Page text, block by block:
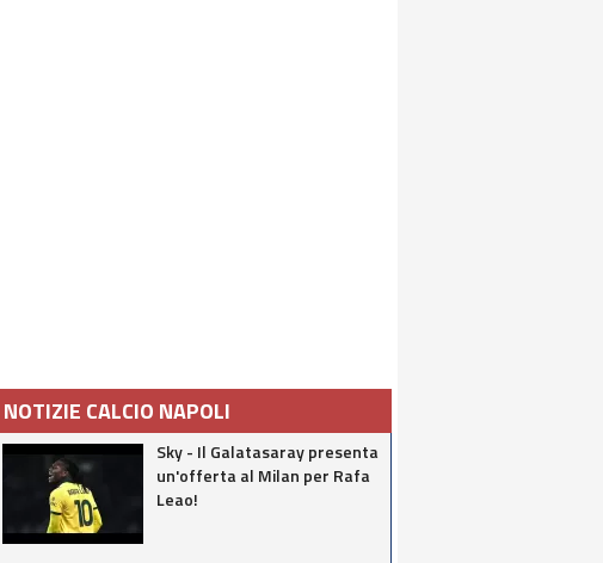
NOTIZIE CALCIO NAPOLI
Sky - Il Galatasaray presenta
un'offerta al Milan per Rafa
Leao!